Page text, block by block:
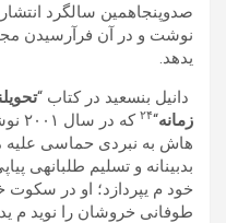
صدوپنجاھمين سالگرد
نوشت و در آن فرآرسيدن
یدھد.
دانيل بنسعيد در کتاب “
زمانه“٢۴
که
هاش به نبردی حماسی عليه
بدبينانه و تسليم طلبانهی
خود م یپردازد؛ او در سکوت
طوفانی خروشان را نويد م